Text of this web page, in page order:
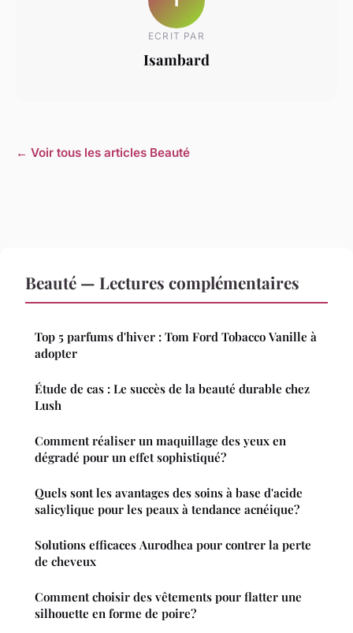
ECRIT PAR
Isambard
← Voir tous les articles Beauté
Beauté — Lectures complémentaires
Top 5 parfums d'hiver : Tom Ford Tobacco Vanille à
adopter
Étude de cas : Le succès de la beauté durable chez
Lush
Comment réaliser un maquillage des yeux en
dégradé pour un effet sophistiqué?
Quels sont les avantages des soins à base d'acide
salicylique pour les peaux à tendance acnéique?
Solutions efficaces Aurodhea pour contrer la perte
de cheveux
Comment choisir des vêtements pour flatter une
silhouette en forme de poire?